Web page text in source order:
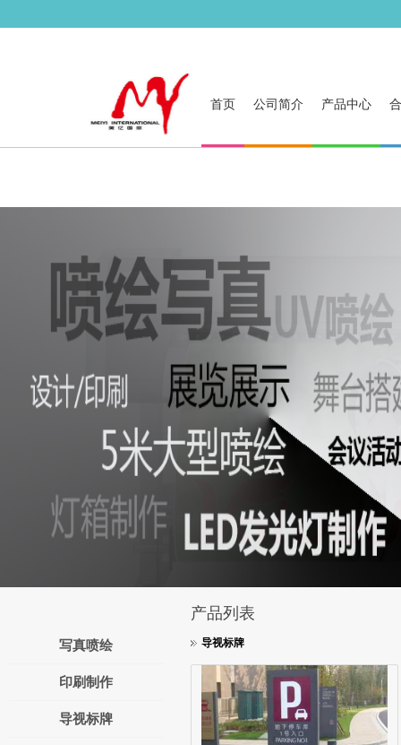
首页 公司简介 产品中心
产品列表
导视标牌
写真喷绘
印刷制作
导视标牌